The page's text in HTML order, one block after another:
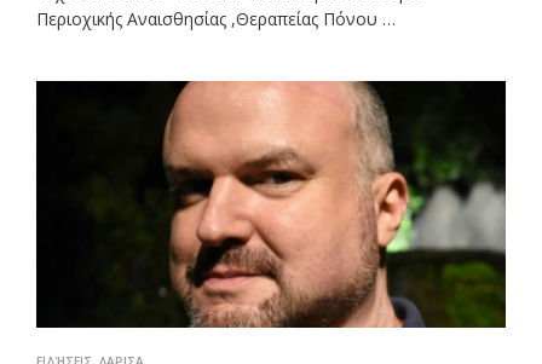
Περιοχικής Αναισθησίας ,Θεραπείας Πόνου …